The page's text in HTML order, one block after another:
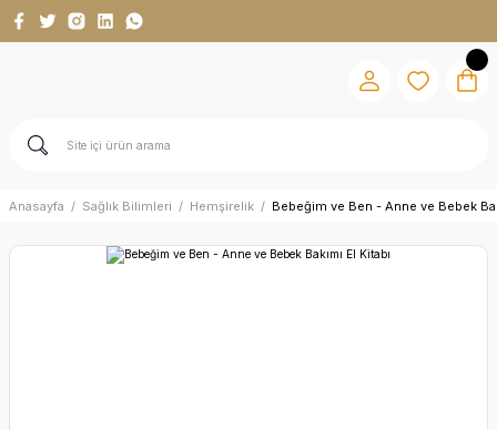
Anasayfa Sağlık Bilimleri Hemşirelik Bebeğim ve Ben - Anne ve Bebek